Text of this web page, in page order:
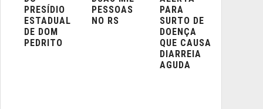
PRESÍDIO
ESTADUAL
DE DOM
PEDRITO
PESSOAS
NO RS
PARA
SURTO DE
DOENÇA
QUE CAUSA
DIARREIA
AGUDA